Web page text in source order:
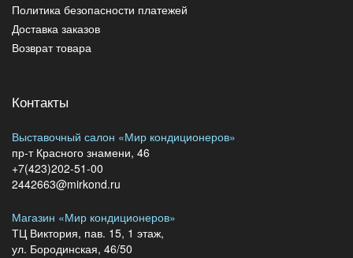
Политика безопасности платежей
Доставка заказов
Возврат товара
Контакты
Выставочный салон «Мир кондиционеров»
пр-т Красного знамени, 46
+7(423)202-51-00
2442663@mirkond.ru
Магазин «Мир кондиционеров»
ТЦ Виктория, пав. 15, 1 этаж,
ул. Бородинская, 46/50